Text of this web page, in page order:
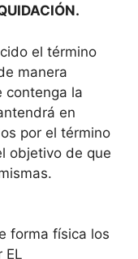
el término
manera
contenga la
en
por el término
objetivo de que
forma física los
EL